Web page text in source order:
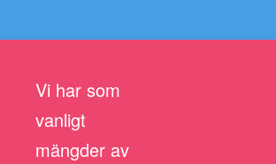
Vi har som
vanligt
mängder av